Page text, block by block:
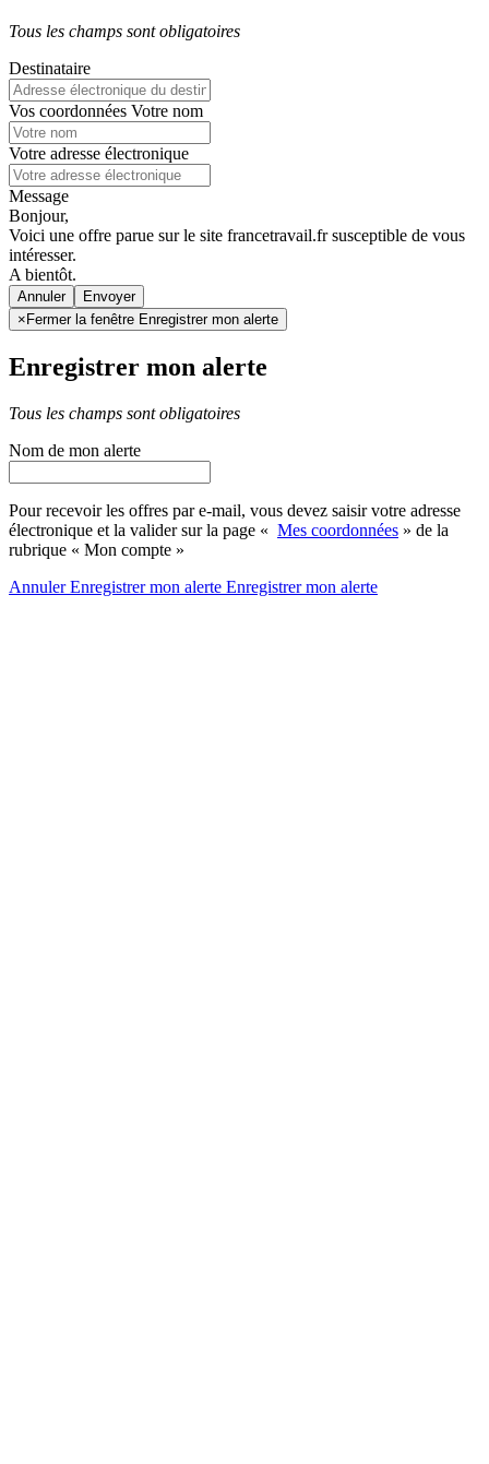
Tous les champs sont obligatoires
Destinataire
Vos coordonnées Votre nom
Votre adresse électronique
Message
Bonjour,
Voici une offre parue sur le site francetravail.fr susceptible de vous
intéresser.
A bientôt.
Annuler
× Fermer la fenêtre Enregistrer mon alerte
Enregistrer mon alerte
Tous les champs sont obligatoires
Nom de mon alerte
Pour recevoir les offres par e-mail, vous devez saisir votre adresse
électronique et la valider sur la page « Mes coordonnées » de la
rubrique « Mon compte »
AnnulerEnregistrer mon alerte Enregistrermon alerte